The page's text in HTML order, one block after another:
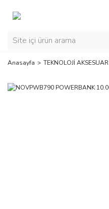
Anasayfa TEKNOLOJİ AKSESUAR